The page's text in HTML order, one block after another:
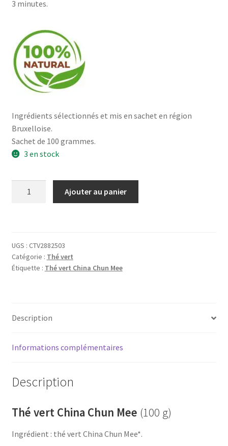
3 minutes.
Ingrédients sélectionnés et mis en sachet en région
Bruxelloise.
Sachet de 100 grammes.
3 en stock
Ajouter au panier
UGS : CTV2882503
Catégorie : Thé vert
Étiquette : Thé vert China Chun Mee
Description
Informations complémentaires
Description
Thé vert China Chun Mee (100 g)
Ingrédient : thé vert China Chun Mee*.